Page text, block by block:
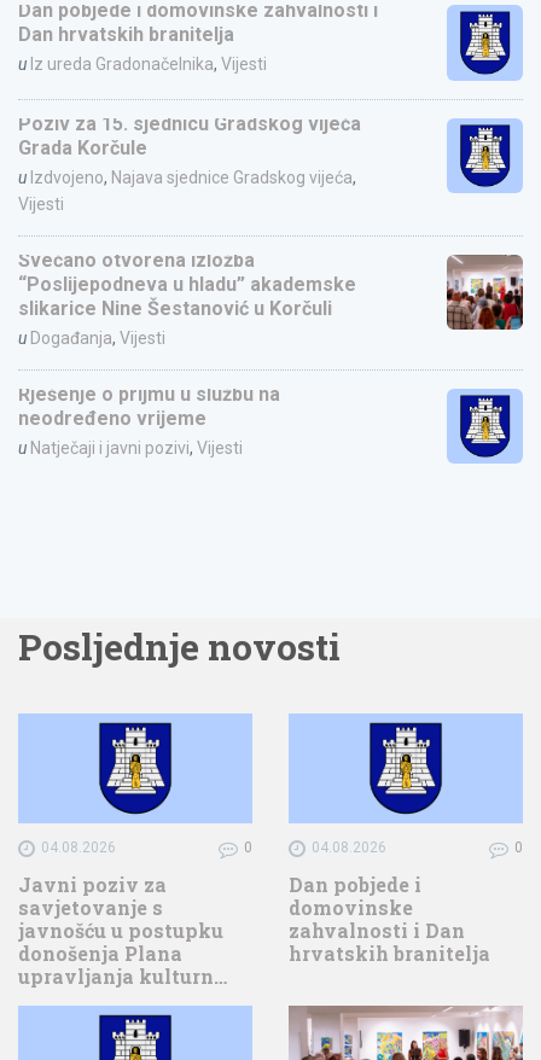
Dan pobjede i domovinske zahvalnosti i
Dan hrvatskih branitelja
u Iz ureda Gradonačelnika, Vijesti
Poziv za 15. sjednicu Gradskog vijeća
Grada Korčule
u Izdvojeno, Najava sjednice Gradskog vijeća,
Vijesti
Svečano otvorena izložba
“Poslijepodneva u hladu” akademske
slikarice Nine Šestanović u Korčuli
u Događanja, Vijesti
Rješenje o prijmu u službu na
neodređeno vrijeme
u Natječaji i javni pozivi, Vijesti
Posljednje novosti
04.08.2026 0
Javni poziv za
savjetovanje s
javnošću u postupku
donošenja Plana
upravljanja kulturn…
04.08.2026 0
Dan pobjede i
domovinske
zahvalnosti i Dan
hrvatskih branitelja